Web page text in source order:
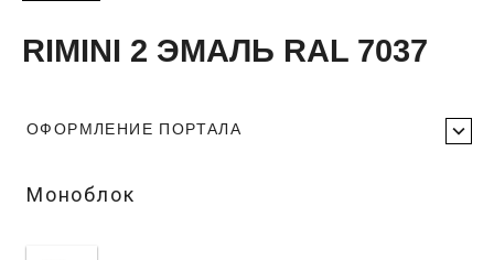
RIMINI 2 ЭМАЛЬ RAL 7037
ОФОРМЛЕНИЕ ПОРТАЛА
Моноблок